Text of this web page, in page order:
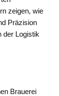
zeigen, wie
Präzision
der Logistik
Brauerei